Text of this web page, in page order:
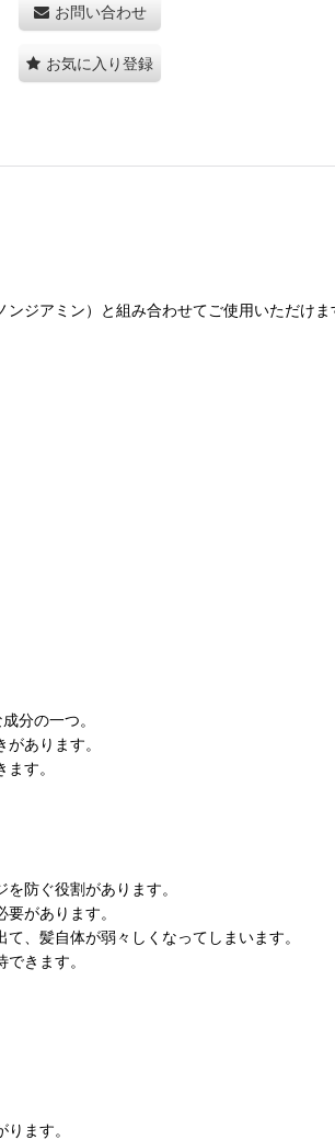
お問い合わせ
お気に入り登録
ジアミン）と組み合わせてご使用いただけま
分の一つ。
あります。
す。
防ぐ役割があります。
があります。
、髪自体が弱々しくなってしまいます。
きます。
ます。